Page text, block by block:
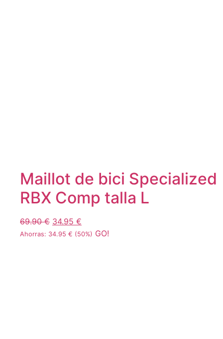
Maillot de bici Specialized
RBX Comp talla L
69.90€ 34.95 €
Ahorras: 34.95 € (50%) GO!